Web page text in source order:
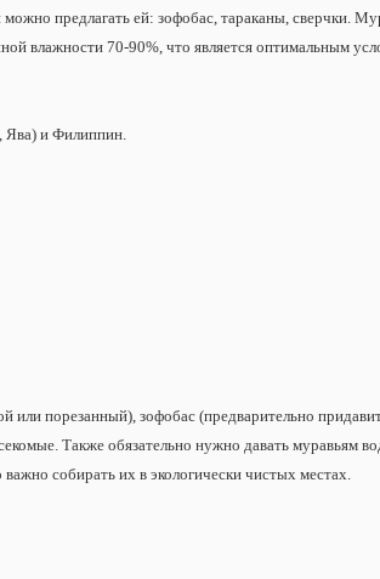
предлагать ей: зофобас, тараканы, сверчки.
влажности 70-90%, что является оптимальным
Ява) и Филиппин.
порезанный), зофобас (предварительно
Также обязательно нужно давать муравьям
собирать их в экологически чистых местах.